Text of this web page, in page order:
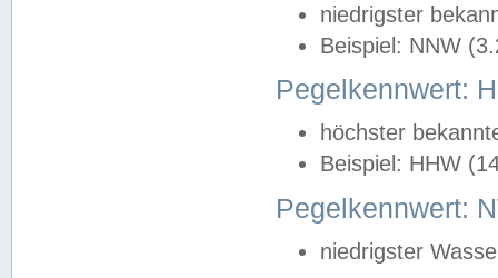
niedrigster
Beispiel: NNW
Pegelkennwert:
höchster
Beispiel: HHW
Pegelkennwert:
niedrigster